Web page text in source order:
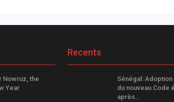
Nowruz, the
Year
Recents
Sénégal:
du nouveau Code
après…